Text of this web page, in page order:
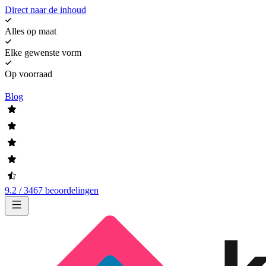
Direct naar de inhoud
Alles op maat
Elke gewenste vorm
Op voorraad
Blog
9.2 / 3467 beoordelingen